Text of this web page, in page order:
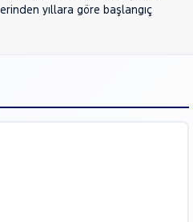
yıllara göre başlangıç